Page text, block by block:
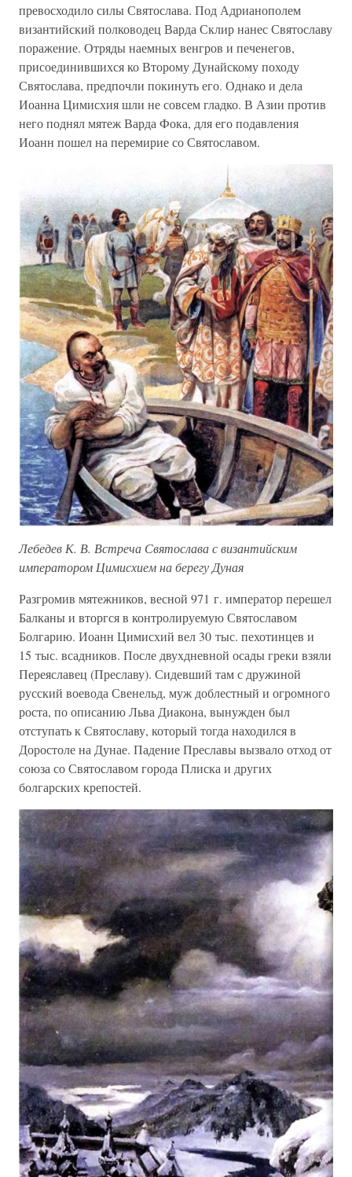
превосходило силы Святослава. Под Адрианополем
византийский полководец Варда Склир нанес Святославу
поражение. Отряды наемных венгров и печенегов,
присоединившихся ко Второму Дунайскому походу
Святослава, предпочли покинуть его. Однако и дела
Иоанна Цимисхия шли не совсем гладко. В Азии против
него поднял мятеж Варда Фока, для его подавления
Иоанн пошел на перемирие со Святославом.
Лебедев К. В. Встреча Святослава с византийским
императором Цимисхием на берегу Дуная
Разгромив мятежников, весной 971 г. император перешел
Балканы и вторгся в контролируемую Святославом
Болгарию. Иоанн Цимисхий вел 30 тыс. пехотинцев и
15 тыс. всадников. После двухдневной осады греки взяли
Переяславец (Преславу). Сидевший там с дружиной
русский воевода Свенельд, муж доблестный и огромного
роста, по описанию Льва Диакона, вынужден был
отступать к Святославу, который тогда находился в
Доростоле на Дунае. Падение Преславы вызвало отход от
союза со Святославом города Плиска и других
болгарских крепостей.